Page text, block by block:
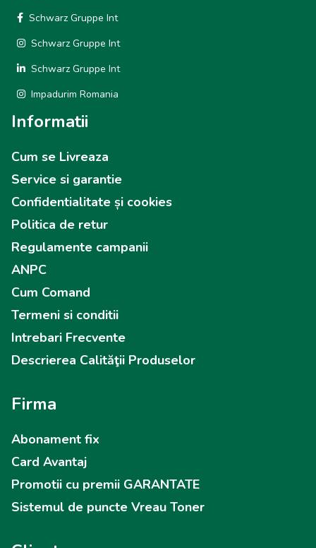
Schwarz Gruppe Int
Schwarz Gruppe Int
Schwarz Gruppe Int
Impadurim Romania
Informatii
Cum se Livreaza
Service si garantie
Confidentialitate și cookies
Politica de retur
Regulamente campanii
ANPC
Cum Comand
Termeni si conditii
Intrebari Frecvente
Descrierea Calităţii Produselor
Firma
Abonament fix
Card Avantaj
Promotii cu premii GARANTATE
Sistemul de puncte Vreau Toner